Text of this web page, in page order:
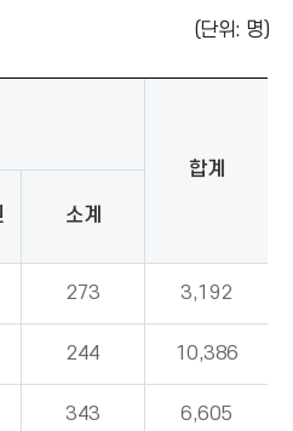
(단위: 명)
합계
소계
273 3,192
244 10,386
343 6,605